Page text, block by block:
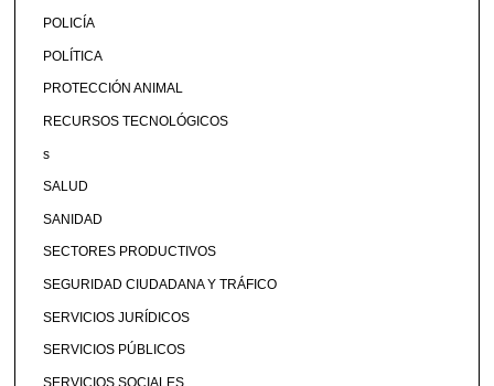
POLICÍA
POLÍTICA
PROTECCIÓN ANIMAL
RECURSOS TECNOLÓGICOS
s
SALUD
SANIDAD
SECTORES PRODUCTIVOS
SEGURIDAD CIUDADANA Y TRÁFICO
SERVICIOS JURÍDICOS
SERVICIOS PÚBLICOS
SERVICIOS SOCIALES